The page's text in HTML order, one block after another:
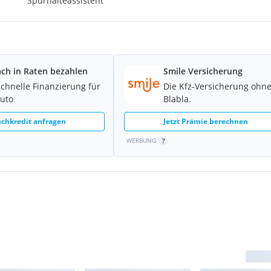
in der KFZ-
in Raten bezahlen
Finanzierung für
anfragen
Smile Versicherung
Die Kfz-Versicherung ohne
Blabla.
Jetzt Prämie berechnen
WERBUNG